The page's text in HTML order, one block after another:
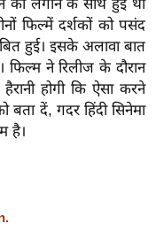
की लगान के साथ हुई थी
फिल्में दर्शकों को पसंद
हुई। इसके अलावा बात
फिल्म ने रिलीज के दौरान
होगी कि ऐसा करने
बता दें, गदर हिंदी सिनेमा
है।